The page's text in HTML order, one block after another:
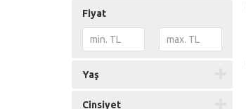
Fiyat
Yaş
Cinsiyet